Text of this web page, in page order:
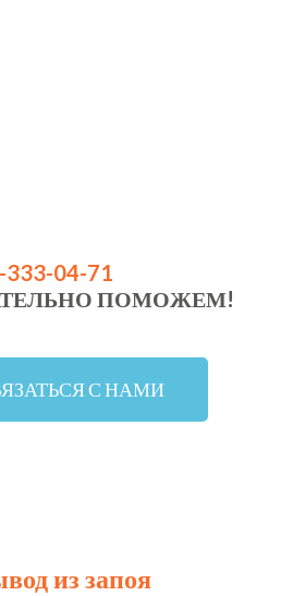
333-04-71
ПОМОЖЕМ!
С НАМИ
из запоя